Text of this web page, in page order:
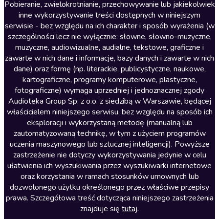
Literatura anglojęzyczna
Literatura faktu
Literatura obyczajowa
Literatura piękna obca
Literatura piękna polska
Nagrania relaksacyjne
Nauka języków
Nauki humanistyczne
Podcasty i audycje
Polityka
Prasa
Religia
Romans
Pobieranie, zwielokrotnianie, przechowywanie lub jakiekolwiek
inne wykorzystywanie treści dostępnych w niniejszym
serwisie - bez względu na ich charakter i sposób wyrażenia (w
szczególności lecz nie wyłącznie: słowne, słowno-muzyczne,
muzyczne, audiowizualne, audialne, tekstowe, graficzne i
zawarte w nich dane i informacje, bazy danych i zawarte w nich
dane) oraz formę (np. literackie, publicystyczne, naukowe,
kartograficzne, programy komputerowe, plastyczne,
fotograficzne) wymaga uprzedniej i jednoznacznej zgody
Audioteka Group Sp. z o.o. z siedzibą w Warszawie, będącej
właścicielem niniejszego serwisu, bez względu na sposób ich
eksploracji i wykorzystaną metodę (manualną lub
zautomatyzowaną technikę, w tym z użyciem programów
uczenia maszynowego lub sztucznej inteligencji). Powyższe
zastrzeżenie nie dotyczy wykorzystywania jedynie w celu
ułatwienia ich wyszukiwania przez wyszukiwarki internetowe
oraz korzystania w ramach stosunków umownych lub
dozwolonego użytku określonego przez właściwe przepisy
prawa. Szczegółowa treść dotycząca niniejszego zastrzeżenia
znajduje się tutaj.